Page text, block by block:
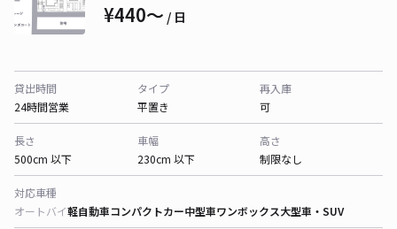
¥440〜 / 日
貸出時間
24時間営業
タイプ
平置き
再入庫
可
長さ
500cm 以下
車幅
230cm 以下
高さ
制限なし
対応車種
オートバイ軽自動車コンパクトカー中型車ワンボックス大型車・SUV